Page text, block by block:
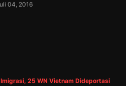
04, 2016
25 WN Vietnam Dideportasi